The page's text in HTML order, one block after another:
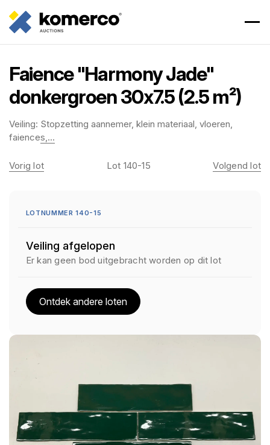
Faience "Harmony Jade"
donkergroen 30x7.5 (2.5 m²)
Veiling: Stopzetting aannemer, klein materiaal, vloeren,
faiences,...
Vorig lot Lot 140-15 Volgend lot
LOTNUMMER 140-15
Veiling afgelopen
Er kan geen bod uitgebracht worden op dit lot
Ontdek andere loten